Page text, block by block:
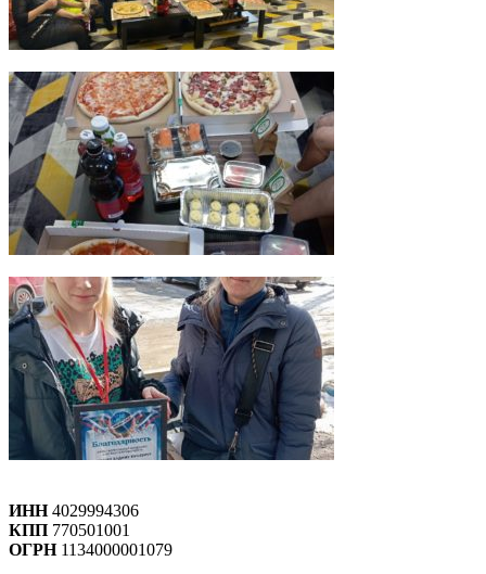
ИНН4029994306
КПП 770501001
ОГРН1134000001079